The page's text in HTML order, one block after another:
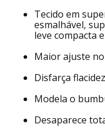
Tecido em
esmalhável,
leve compacta
Maior ajuste
Disfarça
Modela o
Desaparece